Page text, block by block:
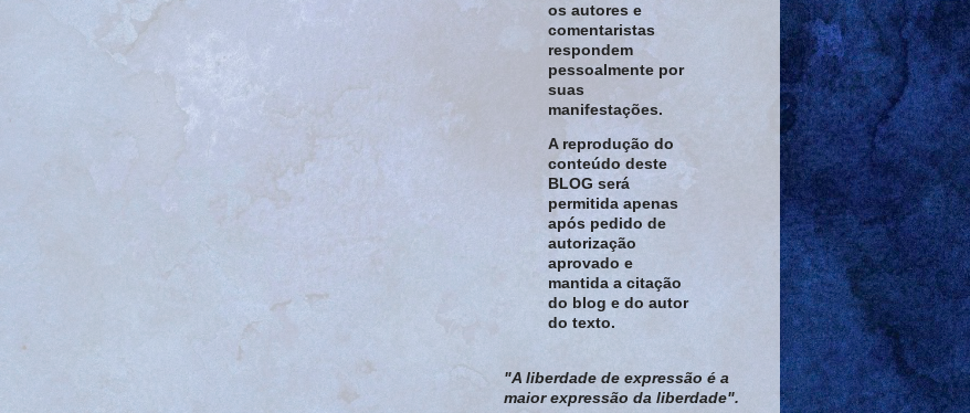
os autores e
comentaristas
respondem
pessoalmente por
suas
manifestações.
A reprodução do
conteúdo deste
BLOG será
permitida apenas
após pedido de
autorização
aprovado e
mantida a citação
do blog e do autor
do texto.
"A liberdade de expressão é a
maior expressão da liberdade".